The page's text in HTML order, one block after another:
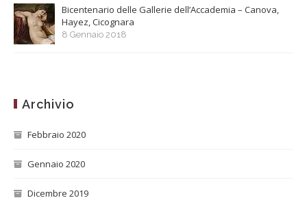
Bicentenario delle Gallerie dell’Accademia – Canova,
Hayez, Cicognara
8 Gennaio 2018
Archivio
Febbraio 2020
Gennaio 2020
Dicembre 2019